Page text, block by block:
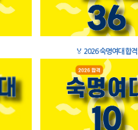
🏅 2026 숙명여대 합격